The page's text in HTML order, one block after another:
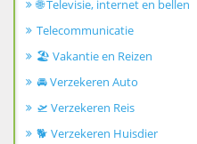
🌐 Televisie, internet en bellen
Telecommunicatie
🏖️ Vakantie en Reizen
🚘 Verzekeren Auto
🛫 Verzekeren Reis
🐕 Verzekeren Huisdier